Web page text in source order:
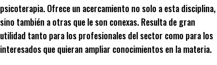
psicoterapia. Ofrece un acercamiento no solo a esta disciplina,
sino también a otras que le son conexas. Resulta de gran
utilidad tanto para los profesionales del sector como para los
interesados que quieran ampliar conocimientos en la materia.